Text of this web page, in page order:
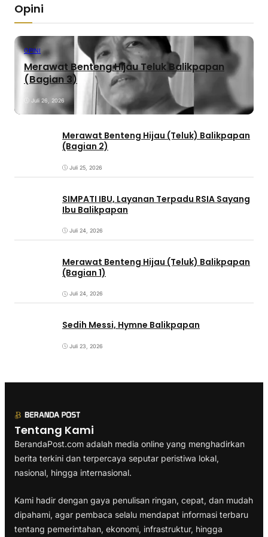
Opini
OPINI
Merawat Benteng Hijau Teluk Balikpapan
(Bagian 3)
Juli 26, 2026
Merawat Benteng Hijau (Teluk) Balikpapan
(Bagian 2)
Juli 25, 2026
SIMPATI IBU, Layanan Terpadu RSIA Sayang
Ibu Balikpapan
Juli 24, 2026
Merawat Benteng Hijau (Teluk) Balikpapan
(Bagian 1)
Juli 24, 2026
Sedih Messi, Hymne Balikpapan
Juli 23, 2026
Tentang Kami
BerandaPost.com adalah media online yang menghadirkan
berita terkini dan terpercaya seputar peristiwa lokal,
nasional, hingga internasional.
Kami hadir dengan gaya penulisan ringan, cepat, dan mudah
dipahami, agar pembaca selalu mendapat informasi terbaru
tentang pemerintahan, ekonomi, infrastruktur, hingga